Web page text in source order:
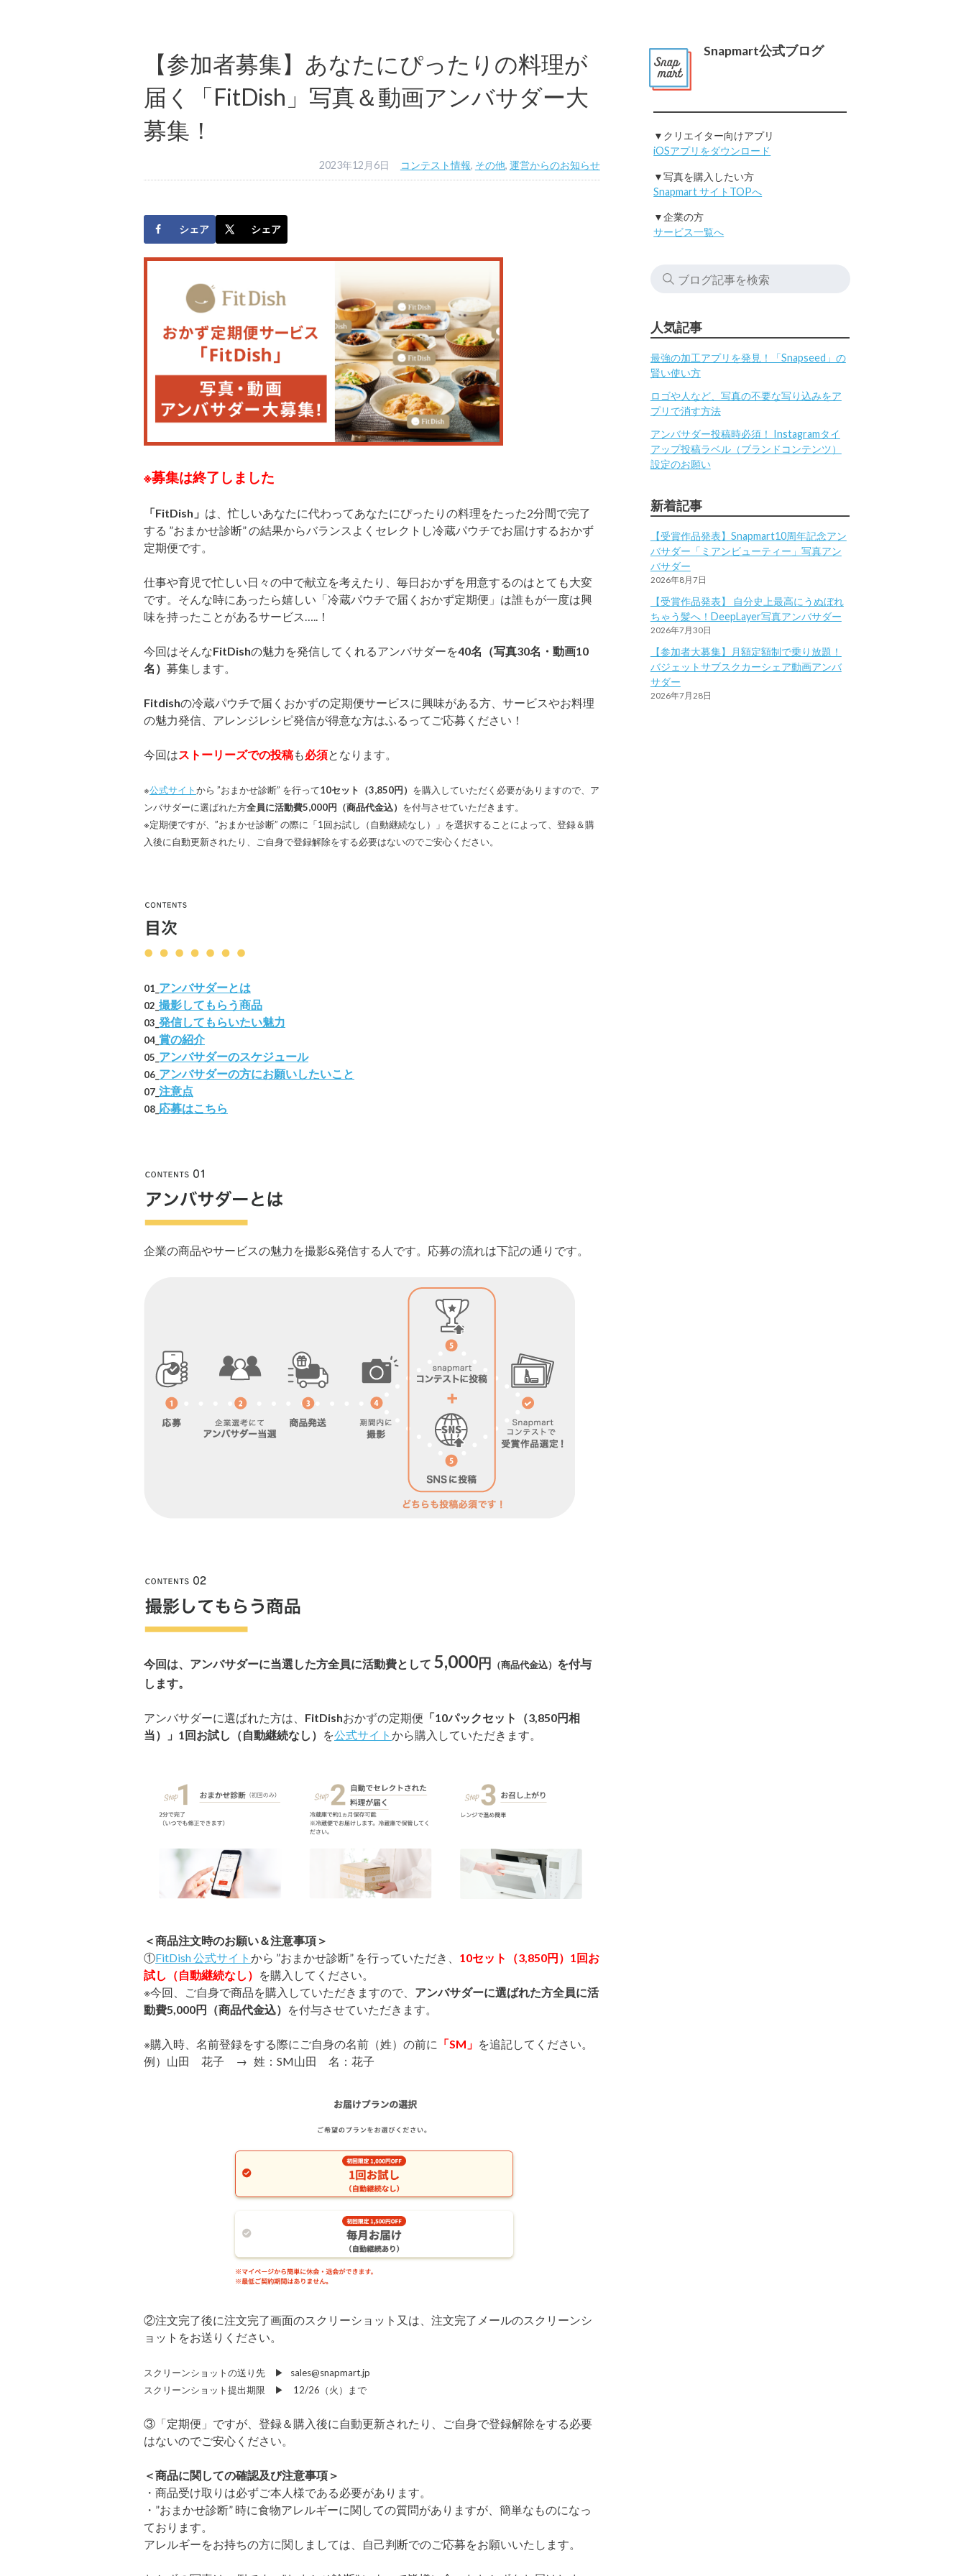
【参加者募集】あなたにぴったりの料理が
届く「FitDish」写真＆動画アンバサダー大
募集！
2023年12月6日 コンテスト情報, その他, 運営からのお知らせ
シェア シェア
※募集は終了しました
「FitDish」 は、忙しいあなたに代わってあなたにぴったりの料理をたった2分間で完了
する ”おまかせ診断” の結果からバランスよくセレクトし冷蔵パウチでお届けするおかず
定期便です。
仕事や育児で忙しい日々の中で献立を考えたり、毎日おかずを用意するのはとても大変
です。そんな時にあったら嬉しい「冷蔵パウチで届くおかず定期便 」は誰もが一度は興
味を持ったことがあるサービス…..！
今回はそんなFitDishの魅力を発信してくれるアンバサダーを40名（写真30名・動画10
名） 募集します。
Fitdishの冷蔵パウチで届くおかずの定期便サービスに興味がある方、サービスやお料理
の魅力発信、アレンジレシピ発信が得意な方はふるってご応募ください！
今回はストーリーズでの投稿も必須となります。
※公式サイトから ”おまかせ診断” を行って10セット（3,850円） を購入していただく必要がありますので、ア
ンバサダーに選ばれた方全員に活動費5,000円（商品代金込） を付与させていただきます。
※定期便ですが、”おまかせ診断” の際に「1回お試し（自動継続なし）」を選択することによって、登録＆購
入後に自動更新されたり、ご自身で登録解除をする必要はないのでご安心ください。
01_ アンバサダーとは
02_ 撮影してもらう商品
03_ 発信してもらいたい魅力
04_ 賞の紹介
05_ アンバサダーのスケジュール
06_ アンバサダーの方にお願いしたいこと
07_ 注意点
08_ 応募はこちら
企業の商品やサービスの魅力を撮影&発信する人です。 応募の流れは下記の通りです。
今回は、アンバサダーに当選した方全員に活動費として 5,000円 （商品代金込） を付与
します。
アンバサダーに選ばれた方は、 FitDishおかずの定期便 「10パックセット（3,850円相
当）」1回お試し（自動継続なし） を公式サイト から購入していただきます。
＜商品注文時のお願い＆注意事項＞
①FitDish 公式サイト から ”おまかせ診断” を行っていただき、 10セット（3,850円）1回お
試し（自動継続なし） を購入してください。
※今回、ご自身で商品を購入していただきますので、 アンバサダーに選ばれた方全員に活
動費5,000円（商品代金込） を付与させていただきます。
※購入時、名前登録をする際にご自身の名前（姓）の前に 「SM」 を追記してください。
例）山田 花子
→ 姓： SM山田 名：花子
②注文完了後に注文完了画面のスクリーショット又は、注文完了メールのスクリーンシ
ョットをお送りください。
スクリーンショットの送り先 ▶︎ sales@snapmart.jp
スクリーンショット提出期限 ▶︎ 12/26（火）まで
③「定期便」ですが、登録＆購入後に自動更新されたり、ご自身で登録解除をする必要
はないのでご安心ください。
＜商品に関しての確認及び注意事項＞
・商品受け取りは必ずご本人様である必要があります。
・”おまかせ診断” 時に食物アレルギーに関しての質問がありますが、簡単なものになっ
ております。
アレルギーをお持ちの方に関しましては、自己判断でのご応募をお願いいたします。
Snapmart公式ブログ
▼クリエイター向けアプリ
iOSアプリをダウンロード
▼写真を購入したい方
Snapmart サイトTOPへ
▼企業の方
サービス一覧へ
人気記事
最強の加工アプリを発見！「Snapseed」の
賢い使い方
ロゴや人など、写真の不要な写り込みをア
プリで消す方法
アンバサダー投稿時必須！ Instagramタイ
アップ投稿ラベル（ブランドコンテンツ）
設定のお願い
新着記事
【受賞作品発表】Snapmart10周年記念アン
バサダー「ミアンビューティー」写真アン
バサダー
2026年8月7日
【受賞作品発表】 自分史上最高にうぬぼれ
ちゃう髪へ！DeepLayer写真アンバサダー
2026年7月30日
【参加者大募集】月額定額制で乗り放題！
バジェットサブスクカーシェア動画アンバ
サダー
2026年7月28日